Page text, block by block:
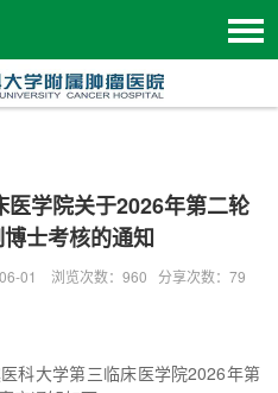
学院关于2026年第二轮
士考核的通知
01 浏览次数： 960 分享次数：79
科大学第三临床医学院2026年第